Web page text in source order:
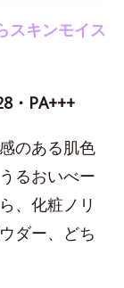
スキンモイス
・PA+++
のある肌色
るおいべー
、化粧ノリ
ダー、どち